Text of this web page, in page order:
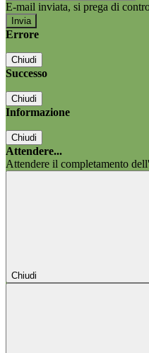
E-mail inviata, si prega di
Errore
Chiudi
Successo
Chiudi
Informazione
Chiudi
Attendere...
Attendere il completamento
Chiudi